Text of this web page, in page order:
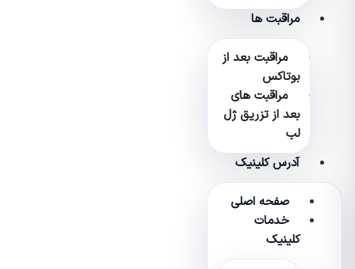
مراقبت ها
مراقبت بعد از
بوتاکس
مراقبت های
بعد از تزریق ژل
لب
آدرس کلینیک
صفحه اصلی
خدمات
کلینیک